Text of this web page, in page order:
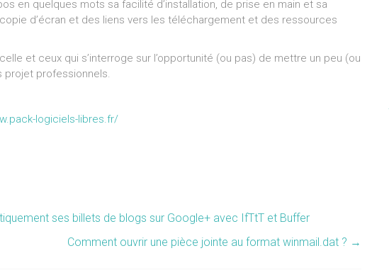
en quelques mots sa facilité d’installation, de prise en main et sa
d’écran et des liens vers les téléchargement et des ressources
et ceux qui s’interroge sur l’opportunité (ou pas) de mettre un peu (ou
projet professionnels.
logiciels-libres.fr/
ses billets de blogs sur Google+ avec IfTtT et Buffer
Comment ouvrir une pièce jointe au format winmail.dat ? →